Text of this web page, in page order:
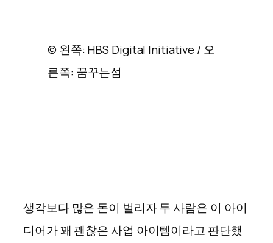
© 왼쪽: HBS Digital Initiative / 오
른쪽: 꿈꾸는섬
생각보다 많은 돈이 벌리자 두 사람은 이 아이
디어가 꽤 괜찮은 사업 아이템이라고 판단했